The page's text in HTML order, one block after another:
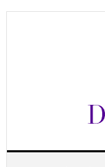
Saltar
Saltar
Saltar